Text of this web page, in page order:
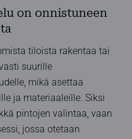
on onnistuneen
tiloista rakentaa tai
suurille
mikä asettaa
ja materiaaleille. Siksi
pintojen valintaa, vaan
jossa otetaan